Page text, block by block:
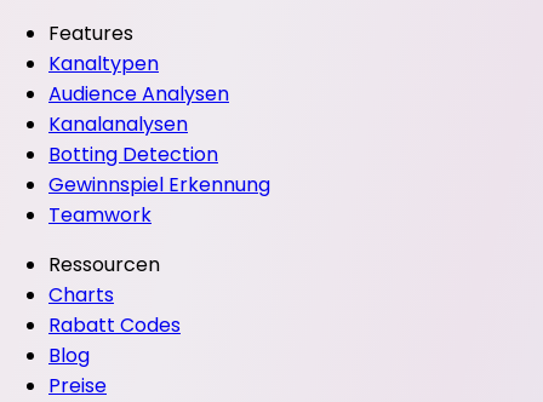
Features
Kanaltypen
Audience Analysen
Kanalanalysen
Botting Detection
Gewinnspiel Erkennung
Teamwork
Ressourcen
Charts
Rabatt Codes
Blog
Preise